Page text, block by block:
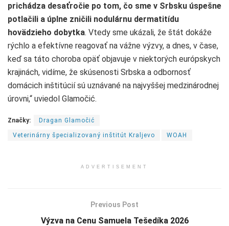
prichádza desaťročie po tom, čo sme v Srbsku úspešne
potlačili a úplne zničili nodulárnu dermatitídu
hovädzieho dobytka. Vtedy sme ukázali, že štát dokáže
rýchlo a efektívne reagovať na vážne výzvy, a dnes, v čase,
keď sa táto choroba opäť objavuje v niektorých európskych
krajinách, vidíme, že skúsenosti Srbska a odbornosť
domácich inštitúcií sú uznávané na najvyššej medzinárodnej
úrovni,“ uviedol Glamočić.
Značky: Dragan Glamočić
Veterinárny špecializovaný inštitút Kraljevo WOAH
ADVERTISEMENT
Previous Post
Výzva na Cenu Samuela Tešedíka 2026